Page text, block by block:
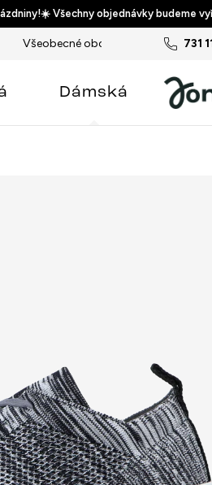
Všechny objednávky budeme
731
Všeobecné obchodní podmínky
Dámská